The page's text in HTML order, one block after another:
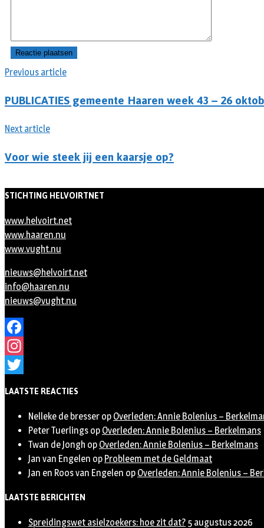
Previous article
PUBLICATIES gemeente Haaren week 43 – 26
Next article
Voor wie steek jij een kaarsje op?
STICHTING HELVOIRTNET
www.helvoirt.net
www.haaren.nu
www.vught.nu
nieuws@helvoirt.net
info@haaren.nu
nieuws@vught.nu
Facebook
Instagram
LAATSTE REACTIES
Nelleke de bresser op Overleden: Annie Bolenius –
Peter Tuerlings op Overleden: Annie Bolenius – Berkelmans
Twan de Jongh op Overleden: Annie Bolenius – Berkelmans
Jan van Engelen op Probleem met de Geldmaat
Jan en Roos van Engelen op Overleden: Annie Bolenius –
LAATSTE BERICHTEN
Spreidingswet asielzoekers: hoe zit dat? 5 augustus 2026